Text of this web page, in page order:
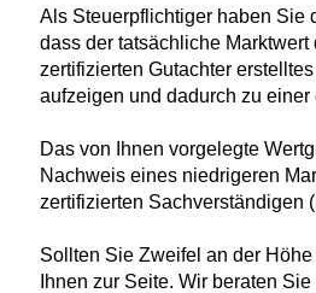
Als Steuerpflichtiger haben Sie
dass der tatsächliche
zertifizierten Gutachter
aufzeigen und dadurch zu
Das von Ihnen vorgelegte
Nachweis eines niedrigeren
zertifizierten Sachverständigen
Sollten Sie Zweifel an der
Ihnen zur Seite. Wir beraten